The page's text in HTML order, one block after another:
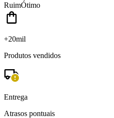
RuimÓtimo
+20mil
Produtos vendidos
Entrega
Atrasos pontuais